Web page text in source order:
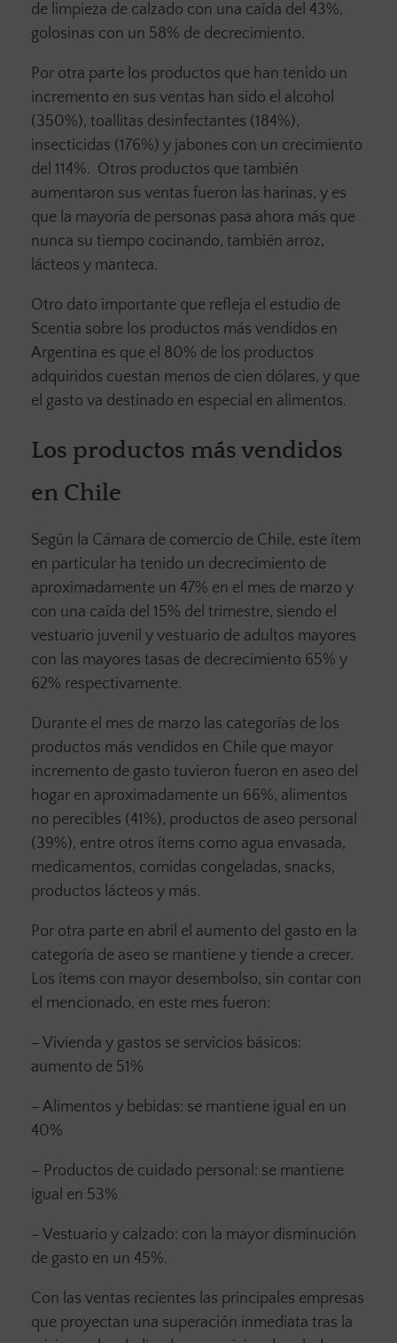
de limpieza de calzado con una caída del 43%,
golosinas con un 58% de decrecimiento.
Por otra parte los productos que han tenido un
incremento en sus ventas han sido el alcohol
(350%), toallitas desinfectantes (184%),
insecticidas (176%) y jabones con un crecimiento
del 114%. Otros productos que también
aumentaron sus ventas fueron las harinas, y es
que la mayoría de personas pasa ahora más que
nunca su tiempo cocinando, también arroz,
lácteos y manteca.
Otro dato importante que refleja el estudio de
Scentia sobre los productos más vendidos en
Argentina es que el 80% de los productos
adquiridos cuestan menos de cien dólares, y que
el gasto va destinado en especial en alimentos.
Los productos más vendidos
en Chile
Según la Cámara de comercio de Chile, este ítem
en particular ha tenido un decrecimiento de
aproximadamente un 47% en el mes de marzo y
con una caída del 15% del trimestre, siendo el
vestuario juvenil y vestuario de adultos mayores
con las mayores tasas de decrecimiento 65% y
62% respectivamente.
Durante el mes de marzo las categorías de los
productos más vendidos en Chile que mayor
incremento de gasto tuvieron fueron en aseo del
hogar en aproximadamente un 66%, alimentos
no perecibles (41%), productos de aseo personal
(39%), entre otros ítems como agua envasada,
medicamentos, comidas congeladas, snacks,
productos lácteos y más.
Por otra parte en abril el aumento del gasto en la
categoría de aseo se mantiene y tiende a crecer.
Los ítems con mayor desembolso, sin contar con
el mencionado, en este mes fueron:
– Vivienda y gastos se servicios básicos:
aumento de 51%
– Alimentos y bebidas: se mantiene igual en un
40%
– Productos de cuidado personal: se mantiene
igual en 53%
– Vestuario y calzado: con la mayor disminución
de gasto en un 45%.
Con las ventas recientes las principales empresas
que proyectan una superación inmediata tras la